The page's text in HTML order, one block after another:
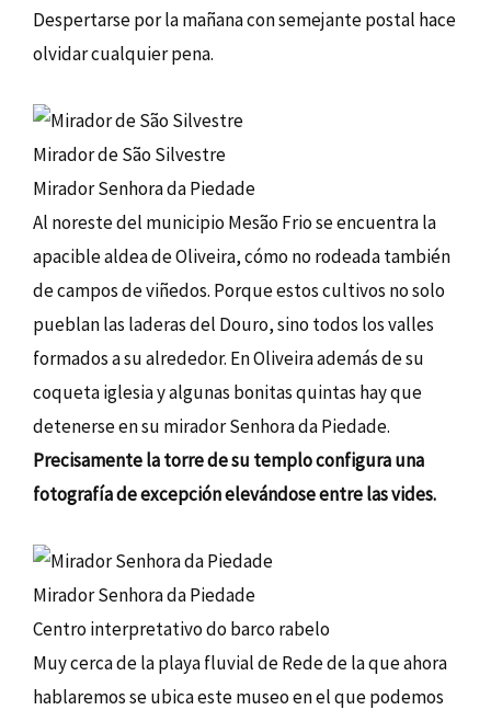
Despertarse por la mañana con semejante postal hace
olvidar cualquier pena.
Mirador de São Silvestre
Mirador Senhora da Piedade
Al noreste del municipio Mesão Frio se encuentra la
apacible aldea de Oliveira, cómo no rodeada también
de campos de viñedos. Porque estos cultivos no solo
pueblan las laderas del Douro, sino todos los valles
formados a su alrededor. En Oliveira además de su
coqueta iglesia y algunas bonitas quintas hay que
detenerse en su mirador Senhora da Piedade.
Precisamente la torre de su templo configura una
fotografía de excepción elevándose entre las vides.
Mirador Senhora da Piedade
Centro interpretativo do barco rabelo
Muy cerca de la playa fluvial de Rede de la que ahora
hablaremos se ubica este museo en el que podemos